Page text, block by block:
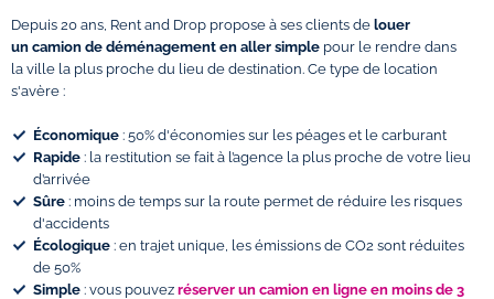
Depuis 20 ans, Rent and Drop propose à ses clients de louer
un camion de déménagement en aller simple pour le rendre dans
la ville la plus proche du lieu de destination. Ce type de location
s'avère :
Économique : 50% d'économies sur les péages et le carburant
Rapide : la restitution se fait à l’agence la plus proche de votre lieu
d’arrivée
Sûre : moins de temps sur la route permet de réduire les risques
d'accidents
Écologique : en trajet unique, les émissions de CO2 sont réduites
de 50%
Simple : vous pouvez réserver un camion en ligne en moins de 3